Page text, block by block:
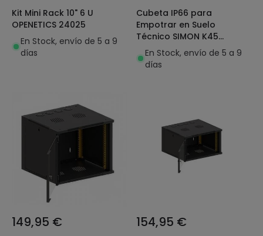
Kit Mini Rack 10" 6 U
OPENETICS 24025
En Stock, envío de 5 a 9
días
Cubeta IP66 para
Empotrar en Suelo
Técnico SIMON K45
KGT100RF/72
En Stock, envío de 5 a 9
días
149,95 € 154,95 €